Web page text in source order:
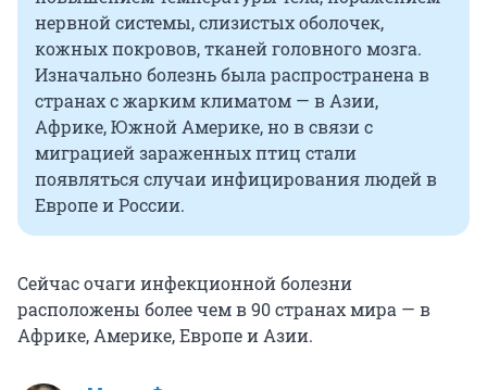
нервной системы, слизистых оболочек,
кожных покровов, тканей головного мозга.
Изначально болезнь была распространена в
странах с жарким климатом — в Азии,
Африке, Южной Америке, но в связи с
миграцией зараженных птиц стали
появляться случаи инфицирования людей в
Европе и России.
Сейчас очаги инфекционной болезни
расположены более чем в 90 странах мира — в
Африке, Америке, Европе и Азии.